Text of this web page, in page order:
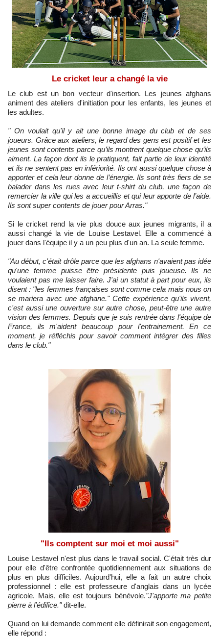
Le cricket leur a changé la vie
Le club est un bon vecteur d'insertion. Les jeunes afghans
animent des ateliers d'initiation pour les enfants, les jeunes et
les adultes.
" On voulait qu'il y ait une bonne image du club et de ses
joueurs. Grâce aux ateliers, le regard des gens est positif et les
jeunes sont contents parce qu’ils montrent quelque chose qu’ils
aiment. La façon dont ils le pratiquent, fait partie de leur identité
et ils ne sentent pas en infériorité. Ils ont aussi quelque chose à
apporter et cela leur donne de l’énergie. Ils sont très fiers de se
balader dans les rues avec leur t-shirt du club, une façon de
remercier la ville qui les a accueillis et qui leur apporte de l’aide.
Ils sont super contents de jouer pour Arras."
Si le cricket rend la vie plus douce aux jeunes migrants, il a
aussi changé la vie de Louise Lestavel. Elle a commencé à
jouer dans l'équipe il y a un peu plus d'un an. La seule femme.
"Au début, c'était drôle parce que les afghans n'avaient pas idée
qu'une femme puisse être présidente puis joueuse. Ils ne
voulaient pas me laisser faire. J'ai un statut à part pour eux, ils
disent : "les femmes françaises sont comme cela mais nous on
se mariera avec une afghane." Cette expérience qu'ils vivent,
c'est aussi une ouverture sur autre chose, peut-être une autre
vision des femmes. Depuis que je suis rentrée dans l'équipe de
France, ils m'aident beaucoup pour l'entrainement. En ce
moment, je réfléchis pour savoir comment intégrer des filles
dans le club."
"Ils comptent sur moi et moi aussi"
Louise Lestavel n'est plus dans le travail social. C'était très dur
pour elle d'être confrontée quotidiennement aux situations de
plus en plus difficiles. Aujourd'hui, elle a fait un autre choix
professionnel : elle est professeure d'anglais dans un lycée
agricole. Mais, elle est toujours bénévole."J'apporte ma petite
pierre à l'édifice."dit-elle.
Quand on lui demande comment elle définirait son engagement,
elle répond :